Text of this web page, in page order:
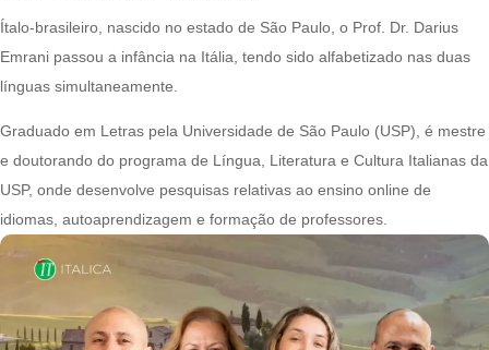
Ítalo-brasileiro, nascido no estado de São Paulo, o Prof. Dr. Darius
Emrani passou a infância na Itália, tendo sido alfabetizado nas duas
línguas simultaneamente.
Graduado em Letras pela Universidade de São Paulo (USP), é mestre
e doutorando do programa de Língua, Literatura e Cultura Italianas da
USP, onde desenvolve pesquisas relativas ao ensino online de
idiomas, autoaprendizagem e formação de professores.